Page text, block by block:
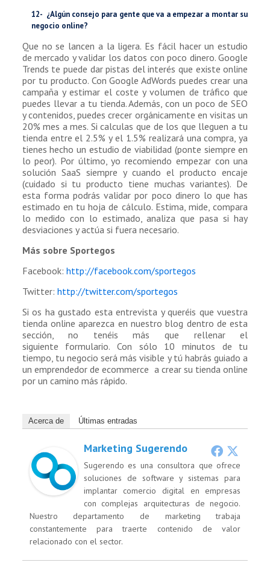
12- ¿Algún consejo para gente que va a empezar a montar su
negocio online?
Que no se lancen a la ligera. Es fácil hacer un estudio
de mercado y validar los datos con poco dinero. Google
Trends te puede dar pistas del interés que existe online
por tu producto. Con Google AdWords puedes crear una
campaña y estimar el coste y volumen de tráfico que
puedes llevar a tu tienda. Además, con un poco de SEO
y contenidos, puedes crecer orgánicamente en visitas un
20% mes a mes. Si calculas que de los que lleguen a tu
tienda entre el 2.5% y el 1.5% realizará una compra, ya
tienes hecho un estudio de viabilidad (ponte siempre en
lo peor). Por último, yo recomiendo empezar con una
solución SaaS siempre y cuando el producto encaje
(cuidado si tu producto tiene muchas variantes). De
esta forma podrás validar por poco dinero lo que has
estimado en tu hoja de cálculo. Estima, mide, compara
lo medido con lo estimado, analiza que pasa si hay
desviaciones y actúa si fuera necesario.
Más sobre Sportegos
Facebook: http://facebook.com/sportegos
Twitter: http://twitter.com/sportegos
Si os ha gustado esta entrevista y queréis que vuestra
tienda online aparezca en nuestro blog dentro de esta
sección, no tenéis más que rellenar el
siguiente formulario. Con sólo 10 minutos de tu
tiempo, tu negocio será más visible y tú habrás guiado a
un emprendedor de ecommerce a crear su tienda online
por un camino más rápido.
Acerca de Últimas entradas
Marketing Sugerendo
Sugerendo es una consultora que ofrece
soluciones de software y sistemas para
implantar comercio digital en empresas
con complejas arquitecturas de negocio.
Nuestro departamento de marketing trabaja
constantemente para traerte contenido de valor
relacionado con el sector.